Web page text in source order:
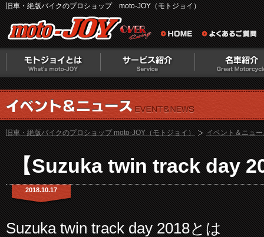
旧車・絶版バイクのプロショップ moto-JOY（モトジョイ）
旧車・絶版バイクのプロショップ moto-JOY（モトジョイ） イベント＆ニュ
【Suzuka twin track day
2018.10.17
Suzuka twin track day 2018とは